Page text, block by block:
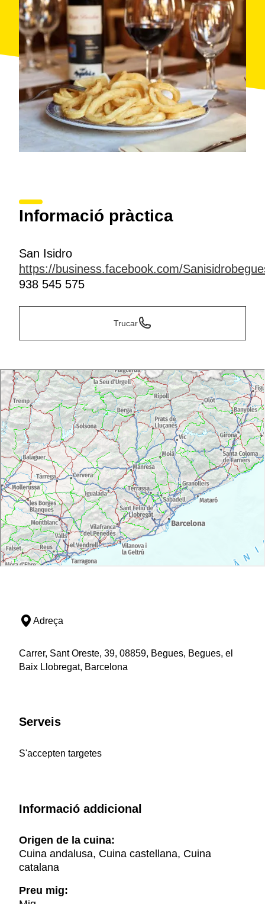
Informació pràctica
San Isidro
https://business.facebook.com/
938 545 575
Trucar
Adreça
Carrer, Sant Oreste, 39, 08859, Begues, Begues, el
Baix Llobregat, Barcelona
Serveis
S'accepten targetes
Informació addicional
Origen de la cuina:
Cuina andalusa, Cuina castellana, Cuina
catalana
Preu mig: